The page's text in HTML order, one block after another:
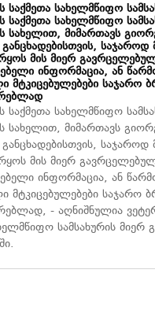
საქმეთა სახელმწიფო
საქმეთა სახელმწიფო
სახელით, მიმართავს
საჯაროდ
მის მიერ
ინფორმაცია, ან
მტკიცებულებები საჯარო
საქმეთა სახელმწიფო
სახელით, მიმართავს
საჯაროდ
მის მიერ
ინფორმაცია, ან
მტკიცებულებები საჯარო
- აღნიშნულია
სამსახურის